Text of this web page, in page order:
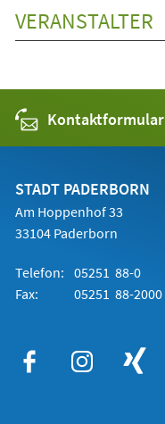
VERANSTALTER
Kontaktformular
STADT PADERBORN
Am Hoppenhof 33
33104 Paderborn
Telefon: 05251 88-0
Fax:
05251 88-2000